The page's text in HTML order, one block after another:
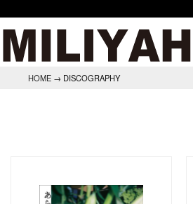
HOME → DISCOGRAPHY